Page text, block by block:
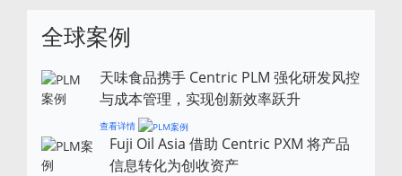
全球案例
天味食品携手 Centric PLM 强化研发风控
与成本管理，实现创新效率跃升
查看详情
Fuji Oil Asia 借助 Centric PXM 将产品
信息转化为创收资产